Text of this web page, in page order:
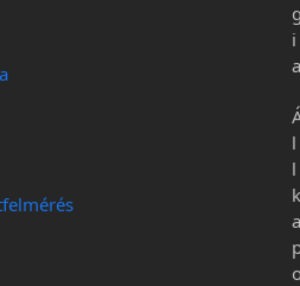
i
a
l
l
k
a